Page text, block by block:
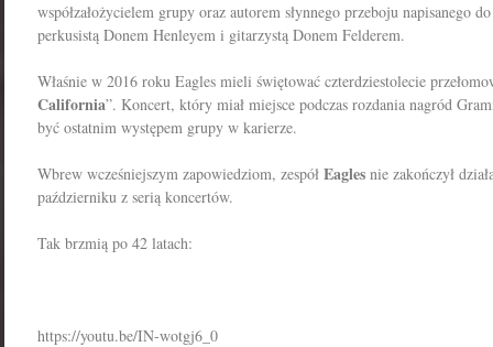
współzałożycielem grupy oraz autorem słynnego przeboju napisanego
perkusistą Donem Henleyem i gitarzystą Donem Felderem.
Właśnie w 2016 roku Eagles mieli świętować czterdziestolecie
California”. Koncert, który miał miejsce podczas rozdania nagród
być ostatnim występem grupy w karierze.
Wbrew wcześniejszym zapowiedziom, zespół Eagles nie zakończył
październiku z serią koncertów.
Tak brzmią po 42 latach:
https://youtu.be/IN-wotgj6_0